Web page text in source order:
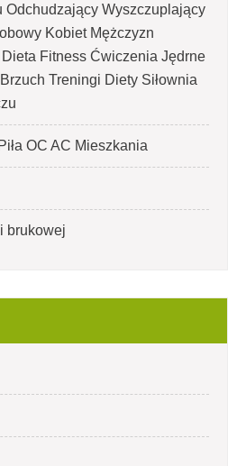
Odchudzający Wyszczuplający
Kobiet Mężczyzn
Fitness Ćwiczenia Jędrne
Treningi Diety Siłownia
OC AC Mieszkania
brukowej